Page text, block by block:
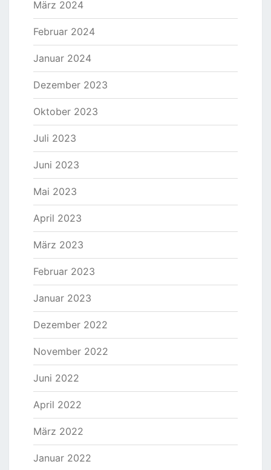
März 2024
Februar 2024
Januar 2024
Dezember 2023
Oktober 2023
Juli 2023
Juni 2023
Mai 2023
April 2023
März 2023
Februar 2023
Januar 2023
Dezember 2022
November 2022
Juni 2022
April 2022
März 2022
Januar 2022